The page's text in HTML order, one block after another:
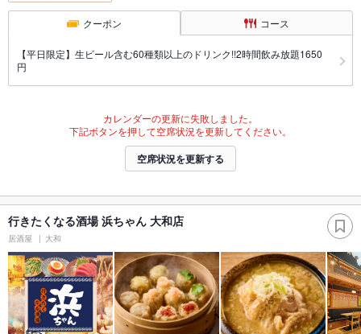
クーポン コース
【平日限定】生ビール含む60種類以上のドリンク!!2時間飲み放題1650
円
カレンダーの更新に失敗しました。
下記ボタンを押して空席状況を更新してください。
空席状況を更新する
行きたくなる酒場 浜ちゃん 大和店
居酒屋 大和